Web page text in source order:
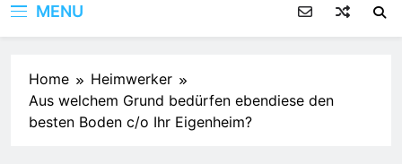
MENU
Home
Heimwerker
Aus welchem Grund bedürfen ebendiese den
besten Boden c/o Ihr Eigenheim?